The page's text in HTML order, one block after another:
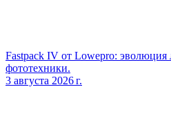
Fastpack IV от Lowepro: эволюция
фототехники.
3 августа 2026 г.